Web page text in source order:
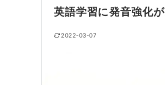
英語学習に発音強化
2022-03-07